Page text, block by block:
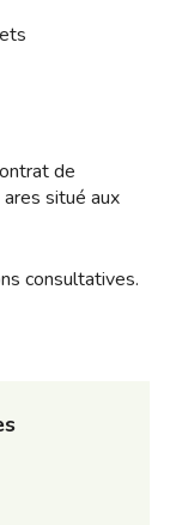
de
situé aux
consultatives.